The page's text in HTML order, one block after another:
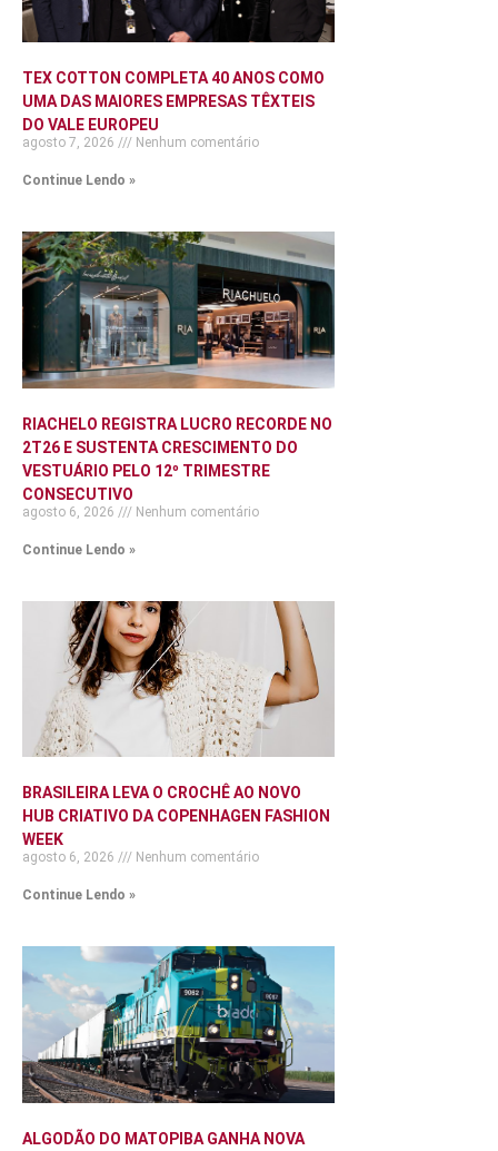
TEX COTTON COMPLETA 40 ANOS COMO
UMA DAS MAIORES EMPRESAS TÊXTEIS
DO VALE EUROPEU
agosto 7, 2026 Nenhum comentário
Continue Lendo »
RIACHELO REGISTRA LUCRO RECORDE NO
2T26 E SUSTENTA CRESCIMENTO DO
VESTUÁRIO PELO 12º TRIMESTRE
CONSECUTIVO
agosto 6, 2026 Nenhum comentário
Continue Lendo »
BRASILEIRA LEVA O CROCHÊ AO NOVO
HUB CRIATIVO DA COPENHAGEN FASHION
WEEK
agosto 6, 2026 Nenhum comentário
Continue Lendo »
ALGODÃO DO MATOPIBA GANHA NOVA